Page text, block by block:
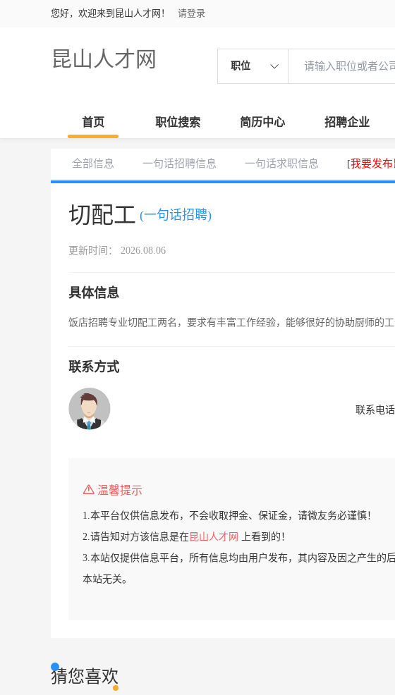
您好，欢迎来到昆山人才网！ 请登录
昆山人才网 职位
首页 职位搜索 简历中心 招聘企业
全部信息 一句话招聘信息 一句话求职信息 [我要发
切配工 (一句话招聘)
更新时间： 2026.08.06
具体信息
饭店招聘专业切配工两名，要求有丰富工作经验，能够很好的协助厨师的工
联系方式
联系电话
温馨提示
1.本平台仅供信息发布，不会收取押金、保证金，请微友务必谨慎！
2.请告知对方该信息是在昆山人才网
上看到的！
3.本站仅提供信息平台，所有信息均由用户发布，其内容及因之产生的
本站无关。
猜您喜欢